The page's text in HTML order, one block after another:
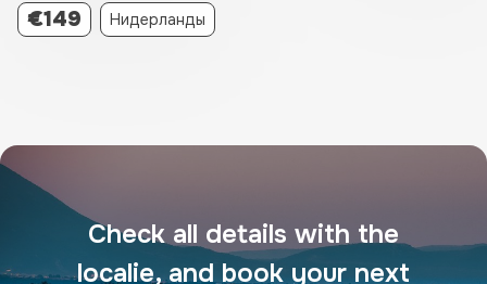
€149
Нидерланды
Check all details with the
localie, and book your next